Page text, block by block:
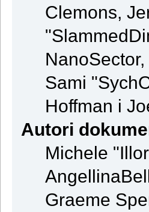
Clemons,
Sami
Hoffman i
Autori
Michele
Graeme